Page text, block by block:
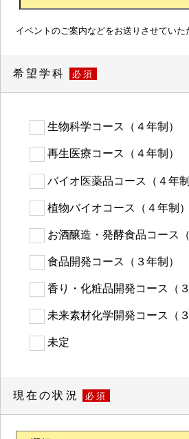
イベントのご案内などをお送りさせていた
希望学科 必須
生物科学コース（４年制）
再生医療コース（４年制）
バイオ医薬品コース（４年制
植物バイオコース（４年制）
お酒醸造・発酵食品コース（
食品開発コース（３年制）
香り・化粧品開発コース（３
未来素材化学開発コース（３
未定
現在の状況 必須